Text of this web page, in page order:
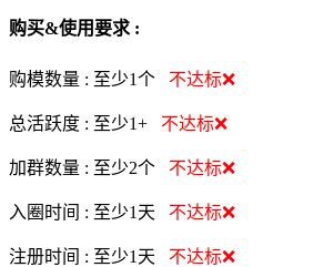
购买&使用要求 :
购模数量 : 至少1个 不达标❌
总活跃度 : 至少1+ 不达标❌
加群数量 : 至少2个 不达标❌
入圈时间 : 至少1天 不达标❌
注册时间 : 至少1天 不达标❌